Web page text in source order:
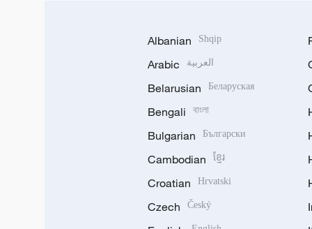
Albanian Shqip
Arabic العربية
Belarusian Беларуская
Bengali বাংলা
Bulgarian Български
Cambodian ខ្មែរ
Croatian Hrvatski
Czech Český